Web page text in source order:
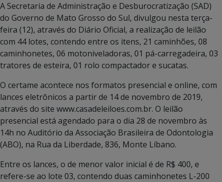
A Secretaria de Administração e Desburocratização (SAD)
do Governo de Mato Grosso do Sul, divulgou nesta terça-
feira (12), através do Diário Oficial, a realização de leilão
com 44 lotes, contendo entre os itens, 21 caminhões, 08
caminhonetes, 06 motoniveladoras, 01 pá-carregadeira, 03
tratores de esteira, 01 rolo compactador e sucatas.
O certame acontece nos formatos presencial e online, com
lances eletrônicos a partir de 14 de novembro de 2019,
através do site www.casadeleiloes.com.br. O leilão
presencial está agendado para o dia 28 de novembro às
14h no Auditório da Associação Brasileira de Odontologia
(ABO), na Rua da Liberdade, 836, Monte Líbano.
Entre os lances, o de menor valor inicial é de R$ 400, e
refere-se ao lote 03, contendo duas caminhonetes L-200